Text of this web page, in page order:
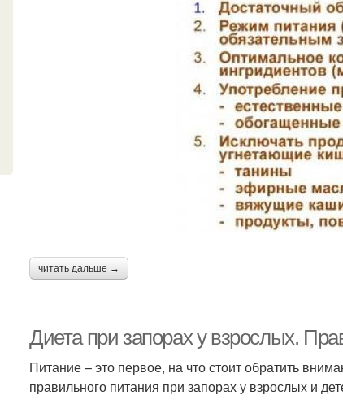
читать дальше →
Диета при запорах у взрослых.
Питание – это первое, на что стоит обратить
правильного питания при запорах у взрослых и